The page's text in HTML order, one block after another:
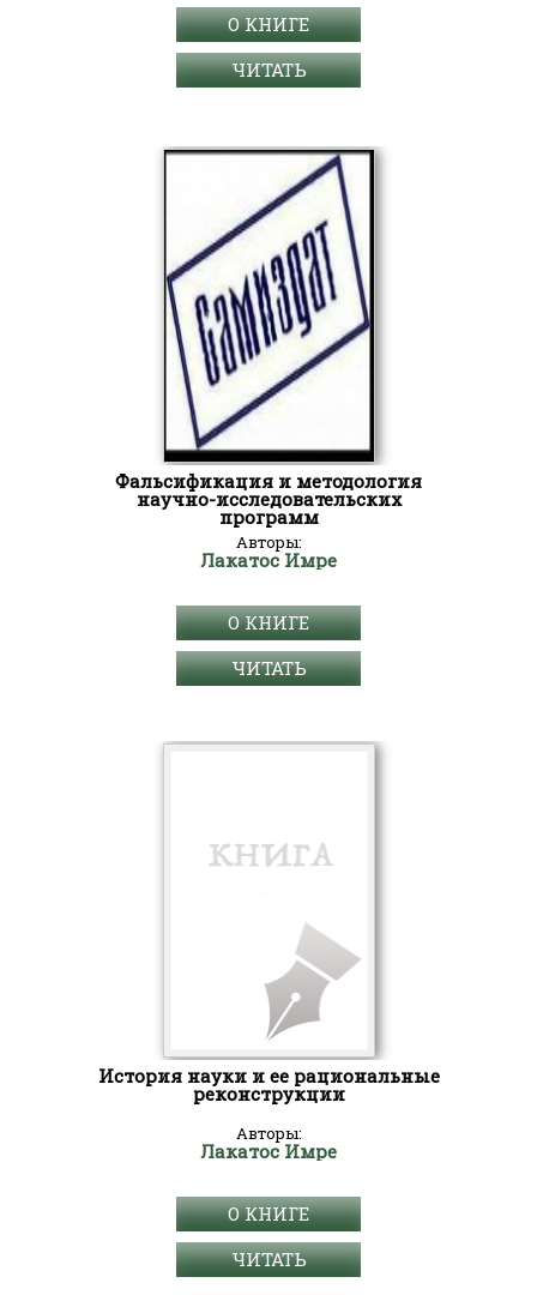
О КНИГЕ
ЧИТАТЬ
Фальсификация и методология
научно-исследовательских
программ
Авторы:
Лакатос Имре
О КНИГЕ
ЧИТАТЬ
История науки и ее рациональные
реконструкции
Авторы:
Лакатос Имре
О КНИГЕ
ЧИТАТЬ